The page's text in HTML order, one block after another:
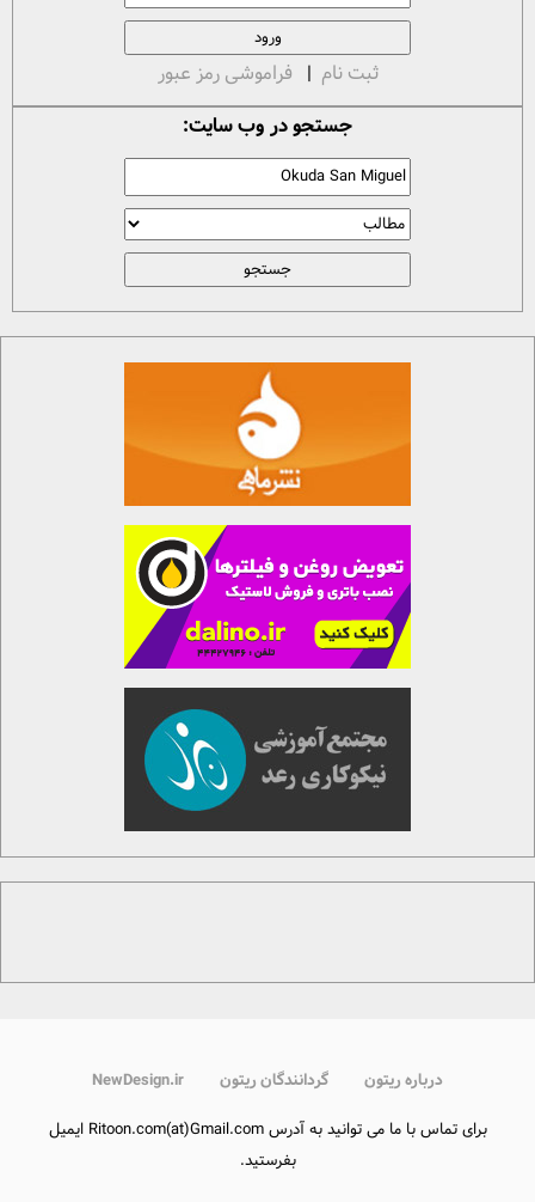
ثبت نام | فراموشی رمز عبور
جستجو در وب سایت:
درباره ریتون گردانندگان ریتون NewDesign.ir
برای تماس با ما می توانید به آدرس Ritoon.com(at)Gmail.com ایمیل
بفرستید.